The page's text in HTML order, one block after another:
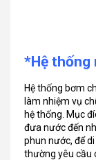
*Hệ thống
Hệ thống bơm
làm nhiệm vụ
hệ thống. Mục
đưa nước đến
phun nước, để
thường yêu cầu